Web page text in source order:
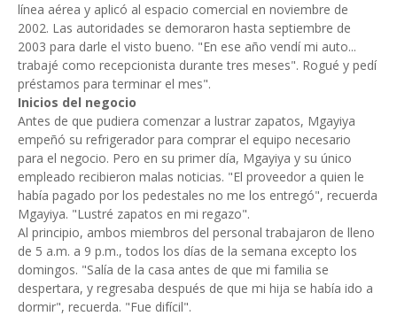
línea aérea y aplicó al espacio comercial en noviembre de
2002. Las autoridades se demoraron hasta septiembre de
2003 para darle el visto bueno. "En ese año vendí mi auto...
trabajé como recepcionista durante tres meses". Rogué y pedí
préstamos para terminar el mes".
Inicios del negocio
Antes de que pudiera comenzar a lustrar zapatos, Mgayiya
empeñó su refrigerador para comprar el equipo necesario
para el negocio. Pero en su primer día, Mgayiya y su único
empleado recibieron malas noticias. "El proveedor a quien le
había pagado por los pedestales no me los entregó", recuerda
Mgayiya. "Lustré zapatos en mi regazo".
Al principio, ambos miembros del personal trabajaron de lleno
de 5 a.m. a 9 p.m., todos los días de la semana excepto los
domingos. "Salía de la casa antes de que mi familia se
despertara, y regresaba después de que mi hija se había ido a
dormir", recuerda. "Fue difícil".